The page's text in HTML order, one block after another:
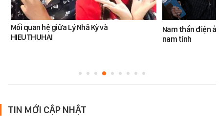
Mối quan hệ giữa Lý Nhã Kỳ và
HIEUTHUHAI
Nam thần điện
nam tính
TIN MỚI CẬP NHẬT